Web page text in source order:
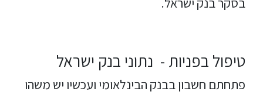
טיפול בפניות - נתוני בנק ישראל
פתחתם חשבון בבנק הבינלאומי ועכשיו יש משהו